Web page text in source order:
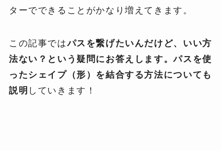
ターでできることがかなり増えてきます。
この記事ではパスを繋げたいんだけど、いい方
法ない？という疑問にお答えします。パスを使
ったシェイプ（形）を結合する方法についても
説明 していきます！